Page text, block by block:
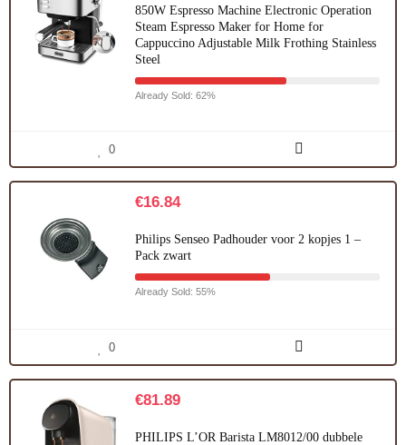
850W Espresso Machine Electronic Operation
Steam Espresso Maker for Home for
Cappuccino Adjustable Milk Frothing Stainless
Steel
Already Sold: 62%
0
€16.84
Philips Senseo Padhouder voor 2 kopjes 1 –
Pack zwart
Already Sold: 55%
0
€81.89
PHILIPS L’OR Barista LM8012/00 dubbele